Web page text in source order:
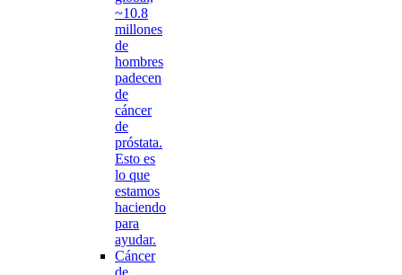
~10.8
millones
de
hombres
padecen
de
cáncer
de
próstata.
Esto es
lo que
estamos
haciendo
para
ayudar.
Cáncer
de